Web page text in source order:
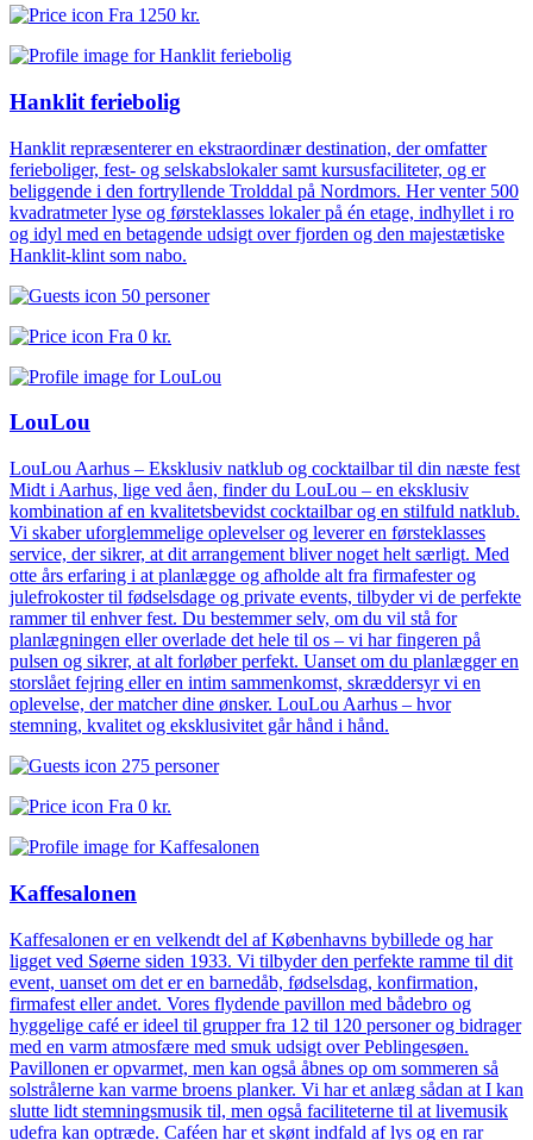
Fra 1250 kr.
Hanklit feriebolig
Hanklit repræsenterer en ekstraordinær destination, der omfatter
ferieboliger, fest- og selskabslokaler samt kursusfaciliteter, og er
beliggende i den fortryllende Trolddal på Nordmors. Her venter 500
kvadratmeter lyse og førsteklasses lokaler på én etage, indhyllet i ro
og idyl med en betagende udsigt over fjorden og den majestætiske
Hanklit-klint som nabo.
50 personer
Fra 0 kr.
LouLou
LouLou Aarhus – Eksklusiv natklub og cocktailbar til din næste fest
Midt i Aarhus, lige ved åen, finder du LouLou – en eksklusiv
kombination af en kvalitetsbevidst cocktailbar og en stilfuld natklub.
Vi skaber uforglemmelige oplevelser og leverer en førsteklasses
service, der sikrer, at dit arrangement bliver noget helt særligt. Med
otte års erfaring i at planlægge og afholde alt fra firmafester og
julefrokoster til fødselsdage og private events, tilbyder vi de perfekte
rammer til enhver fest. Du bestemmer selv, om du vil stå for
planlægningen eller overlade det hele til os – vi har fingeren på
pulsen og sikrer, at alt forløber perfekt. Uanset om du planlægger en
storslået fejring eller en intim sammenkomst, skræddersyr vi en
oplevelse, der matcher dine ønsker. LouLou Aarhus – hvor
stemning, kvalitet og eksklusivitet går hånd i hånd.
275 personer
Fra 0 kr.
Kaffesalonen
Kaffesalonen er en velkendt del af Københavns bybillede og har
ligget ved Søerne siden 1933. Vi tilbyder den perfekte ramme til dit
event, uanset om det er en barnedåb, fødselsdag, konfirmation,
firmafest eller andet. Vores flydende pavillon med bådebro og
hyggelige café er ideel til grupper fra 12 til 120 personer og bidrager
med en varm atmosfære med smuk udsigt over Peblingesøen.
Pavillonen er opvarmet, men kan også åbnes op om sommeren så
solstrålerne kan varme broens planker. Vi har et anlæg sådan at I kan
slutte lidt stemningsmusik til, men også faciliteterne til at livemusik
udefra kan optræde. Caféen har et skønt indfald af lys og en rar